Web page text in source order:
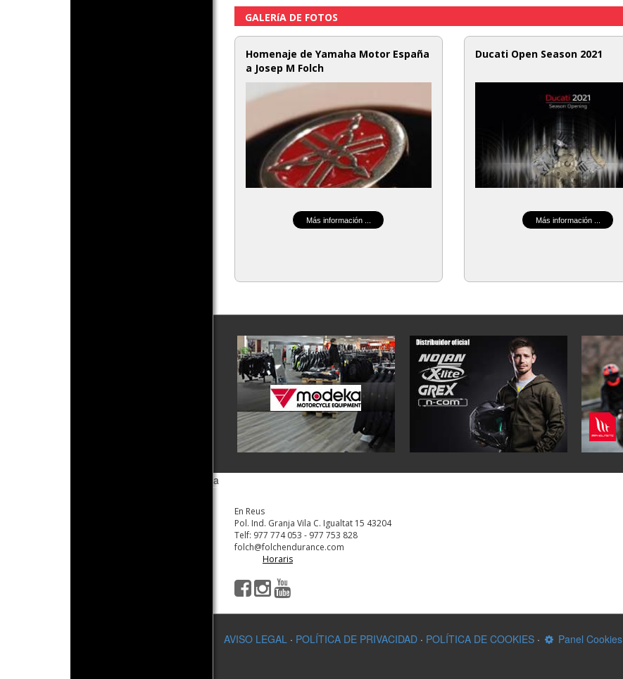
GALERíA DE FOTOS
Homenaje de Yamaha Motor España
a Josep M Folch
Más información ...
Ducati Open Season 2021
Más información ...
a
En Reus
Pol. Ind. Granja Vila C. Igualtat 15 43204
Telf: 977 774 053 - 977 753 828
folch@folchendurance.com
Horaris
AVISO LEGAL · POLÍTICA DE PRIVACIDAD · POLÍTICA DE COOKIES · Panel Cookies